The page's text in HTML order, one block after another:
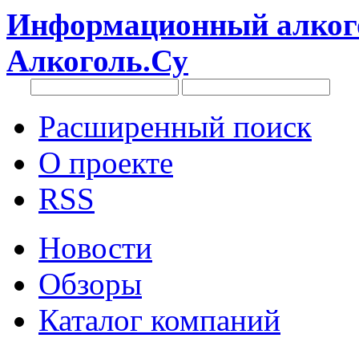
Информационный
Алкоголь.Су
Расширенный поиск
О проекте
RSS
Новости
Обзоры
Каталог компаний